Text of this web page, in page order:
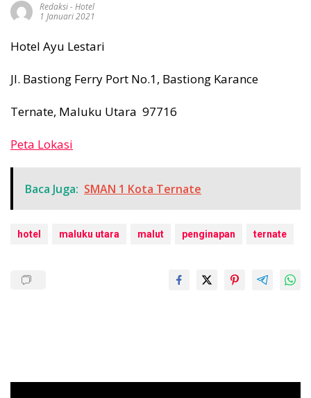
Redaksi-Hotel
1 Januari 2021
Hotel Ayu Lestari
Jl. Bastiong Ferry Port No.1, Bastiong Karance
Ternate, Maluku Utara 97716
Peta Lokasi
Baca Juga: SMAN 1 Kota Ternate
hotel maluku utara malut penginapan ternate